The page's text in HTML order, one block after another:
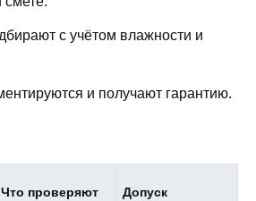
с учётом влажности и
и получают гарантию.
Что проверяют Допуск